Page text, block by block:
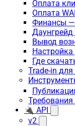
Оплата
Оплата
Финансы —
Вывод
Где
Trade-in
Требования
🔌 API
v2